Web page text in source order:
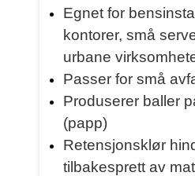
Egnet for
kontorer, små
urbane
Passer for små
Produserer baller
(papp)
Retensjonsklør
tilbakesprett av